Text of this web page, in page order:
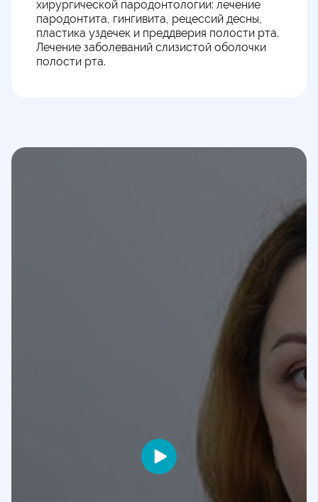
хирургической пародонтологии: лечение
пародонтита, гингивита, рецессий десны,
пластика уздечек и преддверия полости рта.
Лечение заболеваний слизистой оболочки
полости рта.